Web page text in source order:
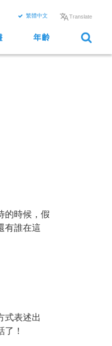
繁體中文 Translate
年齡
的時候，假
有誰在這
式表述出
！